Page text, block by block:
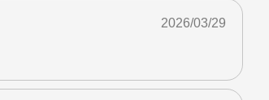
2026/03/29